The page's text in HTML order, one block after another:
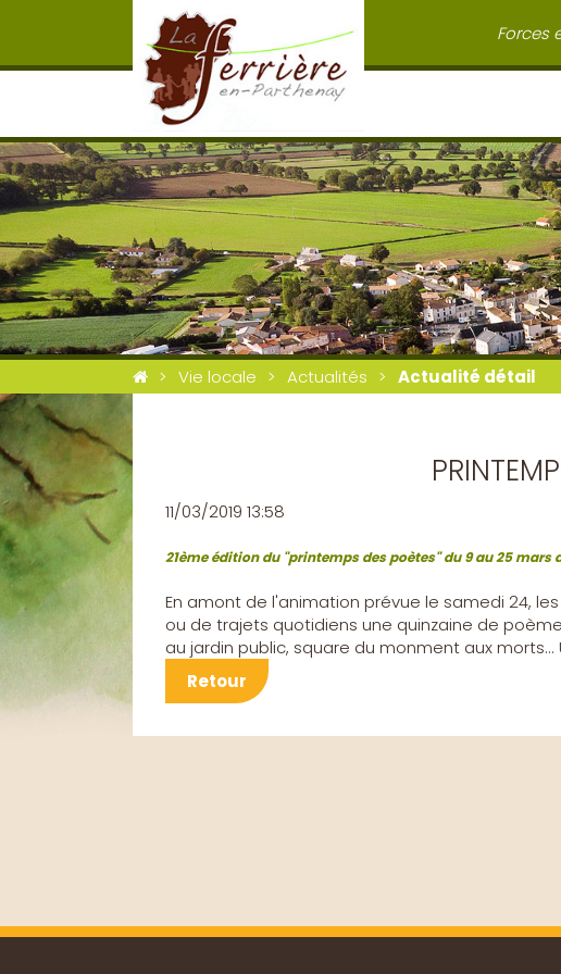
Forces
Vie locale Actualités Actualité détail
11/03/2019 13:58
21ème édition du "printemps des poètes" du 9 au 25
En amont de l'animation prévue le samedi 24,
ou de trajets quotidiens une quinzaine de
au jardin public, square du monment aux
Retour